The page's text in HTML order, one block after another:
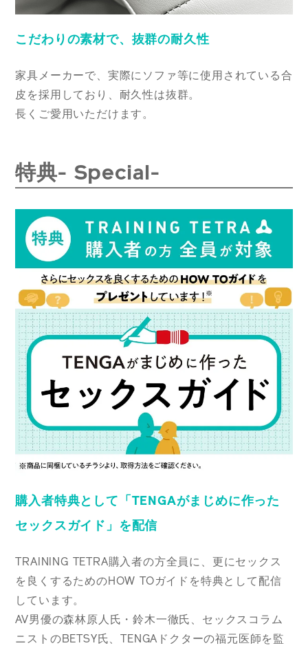
こだわりの素材で、抜群の耐久性
家具メーカーで、実際にソファ等に使用されている合
皮を採用しており、耐久性は抜群。
長くご愛用いただけます。
特典- Special-
購入者特典として「TENGAがまじめに作った
セックスガイド」を配信
TRAINING TETRA購入者の方全員に、更にセックス
を良くするためのHOW TOガイドを特典として配信
しています。
AV男優の森林原人氏・鈴木一徹氏、セックスコラム
ニストのBETSY氏、TENGAドクターの福元医師を監